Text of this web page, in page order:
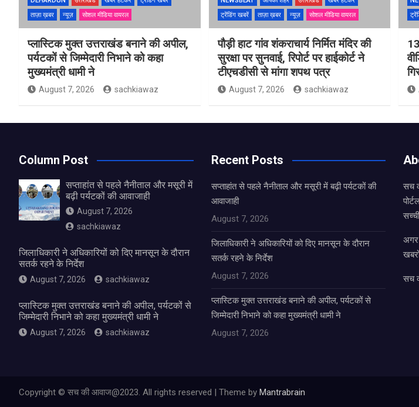
ताज़ा ख़बर
न्यूज़ सोशल मीडिया वायरल
प्लास्टिक मुक्त उत्तराखंड बनाने की अपील,
पर्यटकों से जिम्मेदारी निभाने को कहा
मुख्यमंत्री धामी ने
August 7, 2026 sachkiawaz
ट्रेंडिंग खबरें
ताज़ा ख़बर न्यूज़ सोशल मीडिया वायरल
पौड़ी हाट गांव शंकराचार्य निर्मित मंदिर की
सुरक्षा पर सुनवाई, रिपोर्ट पर हाईकोर्ट ने
टीएचडीसी से मांगा शपथ पत्र
August 7, 2026 sachkiawaz
Column Post
सप्ताहांत से पहले नैनीताल और मसूरी में
बढ़ी पर्यटकों की आवाजाही
August 7, 2026
sachkiawaz
जिलाधिकारी ने अधिकारियों को दिए मानसून के दौरान
सतर्क रहने के निर्देश
August 7, 2026 sachkiawaz
प्लास्टिक मुक्त उत्तराखंड बनाने की अपील, पर्यटकों से
जिम्मेदारी निभाने को कहा मुख्यमंत्री धामी ने
August 7, 2026 sachkiawaz
Recent Posts
सप्ताहांत से पहले नैनीताल और मसूरी में बढ़ी पर्यटकों की
आवाजाही
August 7, 2026
जिलाधिकारी ने अधिकारियों को दिए मानसून के दौरान
सतर्क रहने के निर्देश
August 7, 2026
प्लास्टिक मुक्त उत्तराखंड बनाने की अपील, पर्यटकों से
जिम्मेदारी निभाने को कहा मुख्यमंत्री धामी ने
August 7, 2026
सच
अगर
सच
Copyright © सच की आवाज@2023. All rights reserved | Theme by Mantrabrain